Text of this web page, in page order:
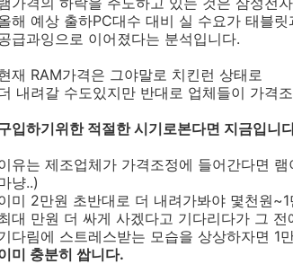
해 예상 출하PC대수 대비 실 수요가 태블
급과잉으로 이어졌다는 분석입니다.
재 RAM가격은 그야말로 치킨런 상태로
내려갈 수도있지만 반대로 업체들이 가격
입하기위한 적절한 시기로본다면 지금입니
유는 제조업체가 가격조정에 들어간다면
냥..)
미 2만원 초반대로 더 내려가봐야 몇천원~1
대 만원 더 싸게 사겠다고 기다리다가 그
다림에 스트레스받는 모습을 상상하자면 1
미 충분히 쌉니다.